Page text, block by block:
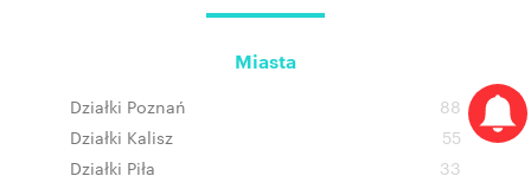
Miasta
Działki Poznań
88
Działki Kalisz
55
Działki Piła
33